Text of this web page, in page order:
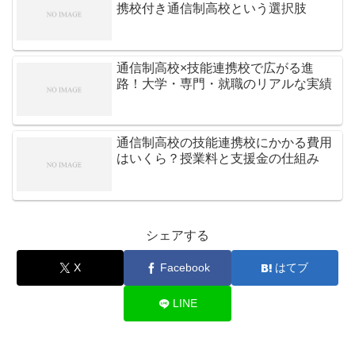
携校付き通信制高校という選択肢
通信制高校×技能連携校で広がる進
路！大学・専門・就職のリアルな実績
通信制高校の技能連携校にかかる費用
はいくら？授業料と支援金の仕組み
シェアする
X Facebook はてブ
LINE